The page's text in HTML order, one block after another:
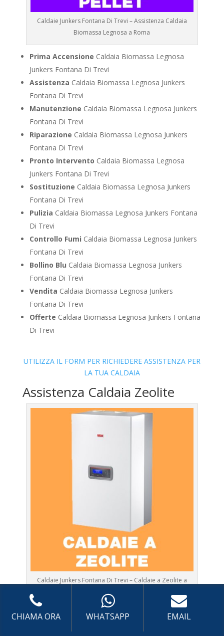
Caldaie Junkers Fontana Di Trevi – Assistenza Caldaia
Biomassa Legnosa a Roma
Prima Accensione Caldaia Biomassa Legnosa
Junkers Fontana Di Trevi
Assistenza Caldaia Biomassa Legnosa Junkers
Fontana Di Trevi
Manutenzione Caldaia Biomassa Legnosa Junkers
Fontana Di Trevi
Riparazione Caldaia Biomassa Legnosa Junkers
Fontana Di Trevi
Pronto Intervento Caldaia Biomassa Legnosa
Junkers Fontana Di Trevi
Sostituzione Caldaia Biomassa Legnosa Junkers
Fontana Di Trevi
Pulizia Caldaia Biomassa Legnosa Junkers Fontana
Di Trevi
Controllo Fumi Caldaia Biomassa Legnosa Junkers
Fontana Di Trevi
Bollino Blu Caldaia Biomassa Legnosa Junkers
Fontana Di Trevi
Vendita Caldaia Biomassa Legnosa Junkers
Fontana Di Trevi
Offerte Caldaia Biomassa Legnosa Junkers Fontana
Di Trevi
UTILIZZA IL FORM PER RICHIEDERE ASSISTENZA PER
LA TUA CALDAIA
Assistenza Caldaia Zeolite
Caldaie Junkers Fontana Di Trevi – Caldaie a Zeolite a
Roma
Prima AccensioneCaldaia Zeolite Fontana Di Trevi
CHIAMA ORA WHATSAPP EMAIL